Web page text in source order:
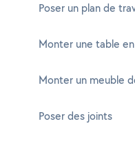
Poser un plan de
Monter une table
Monter un meuble
Poser des joints